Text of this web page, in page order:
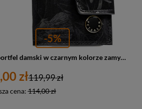
-5%
Mały portfel damski w czarnym kolorze zamykany na bigiel i zatrzask - Peterson
zł
cena:114,00 zł
119,99 zł